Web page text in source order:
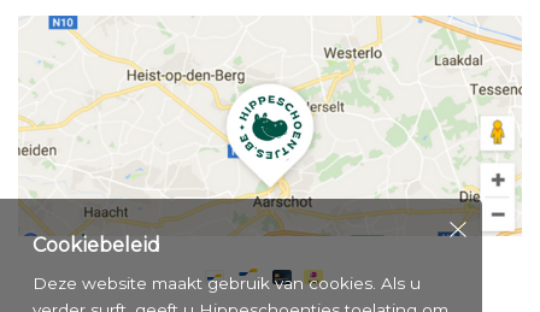
Cookiebeleid
Deze website maakt gebruik van cookies. Als u